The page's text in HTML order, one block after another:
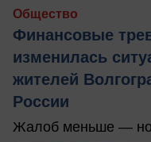
Общество
Финансовые
изменилась
жителей
России
Жалоб меньше — но